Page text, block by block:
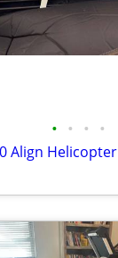
• • • •
Align Helicopter